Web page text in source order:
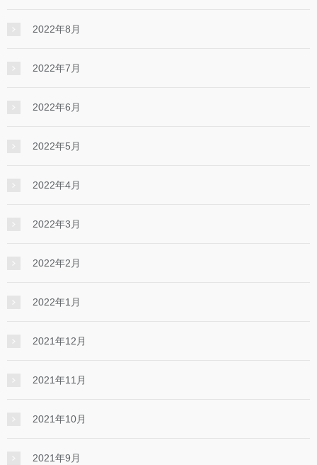
2022年8月
2022年7月
2022年6月
2022年5月
2022年4月
2022年3月
2022年2月
2022年1月
2021年12月
2021年11月
2021年10月
2021年9月